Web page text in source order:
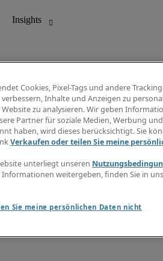
Info Center
Jobübersicht
E-Learning
Cookies, Pixel-Tags und andere
Inhalte und Anzeigen zu
zu analysieren. Wir geben
Partner für soziale Medien, Werbung
haben, wird dieses berücksichtigt. Sie
Verkaufen oder teilen Sie meine
unterliegt unseren
Informationen weitergeben, finden Sie in
Sie meine persönlichen Daten nicht